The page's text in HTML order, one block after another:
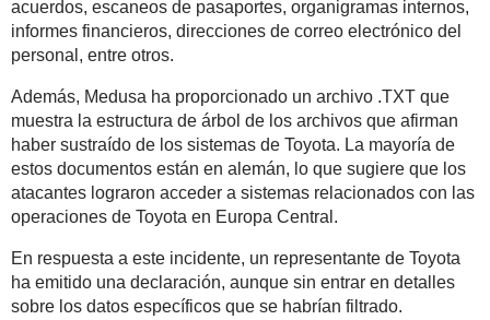
acuerdos, escaneos de pasaportes, organigramas internos,
informes financieros, direcciones de correo electrónico del
personal, entre otros.
Además, Medusa ha proporcionado un archivo .TXT que
muestra la estructura de árbol de los archivos que afirman
haber sustraído de los sistemas de Toyota. La mayoría de
estos documentos están en alemán, lo que sugiere que los
atacantes lograron acceder a sistemas relacionados con las
operaciones de Toyota en Europa Central.
En respuesta a este incidente, un representante de Toyota
ha emitido una declaración, aunque sin entrar en detalles
sobre los datos específicos que se habrían filtrado.